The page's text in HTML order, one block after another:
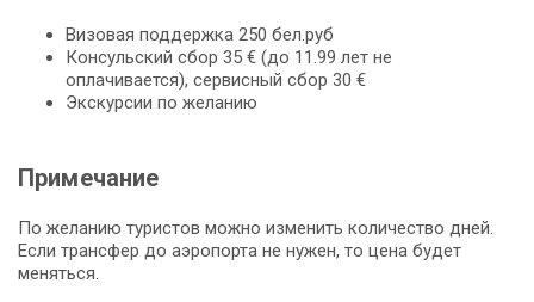
Визовая поддержка 250 бел.руб
Консульский сбор 35 € (до 11.99 лет не
оплачивается), сервисный сбор 30 €
Экскурсии по желанию
Примечание
По желанию туристов можно изменить количество дней.
Если трансфер до аэропорта не нужен, то цена будет
меняться.